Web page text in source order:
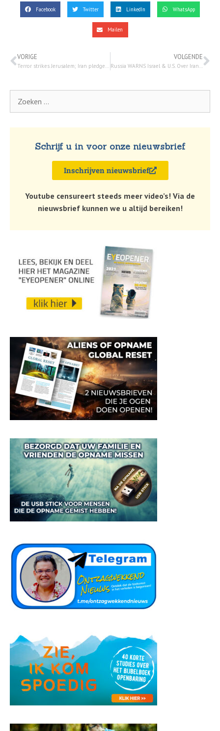
Facebook Twitter LinkedIn WhatsApp
Mailen
VORIGE
Terror strikes Jerusalem; Iran pledges nuclear persistence following attacks – TV7 Israel News 30 januari 2023
VOLGENDE
Russia WARNS Israel & U.S. Over Iran Drone Strike; Bible Prophecy Unfolding? | Watchman Newscast – 31 januari 2023
Schrijf u in voor onze nieuwsbrief
Inschrijven nieuwsbrief
Youtube censureert steeds meer video’s! Via de
nieuwsbrief kunnen we u altijd bereiken!